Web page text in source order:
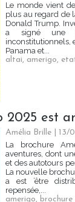
Le monde vient
plus au regard de
Donald Trump.
a signé une
inconstitutionnels,
Panama et...
altai, amerigo,
2025 est
Amélia Brille | 13/
La brochure
aventures, dont
et des autotours
La nouvelle
a est ’être
repensée,...
amerigo, brochure